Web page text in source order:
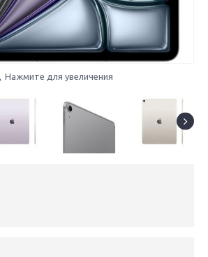
Нажмите для увеличения